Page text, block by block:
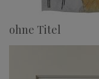
ohne Titel